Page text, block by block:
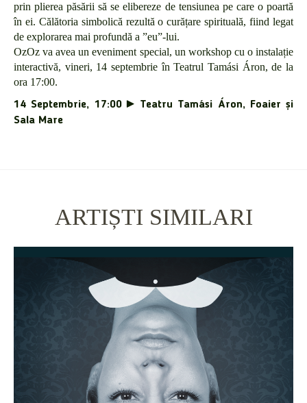
prin plierea păsării să se elibereze de tensiunea pe care o poartă
în ei. Călătoria simbolică rezultă o curățare spirituală, fiind legat
de explorarea mai profundă a ”eu”-lui.
OzOz va avea un eveniment special, un workshop cu o instalație
interactivă, vineri, 14 septembrie în Teatrul Tamási Áron, de la
ora 17:00.
14 Septembrie, 17:00 ► Teatru Tamási Áron, Foaier și
Sala Mare
ARTIȘTI SIMILARI